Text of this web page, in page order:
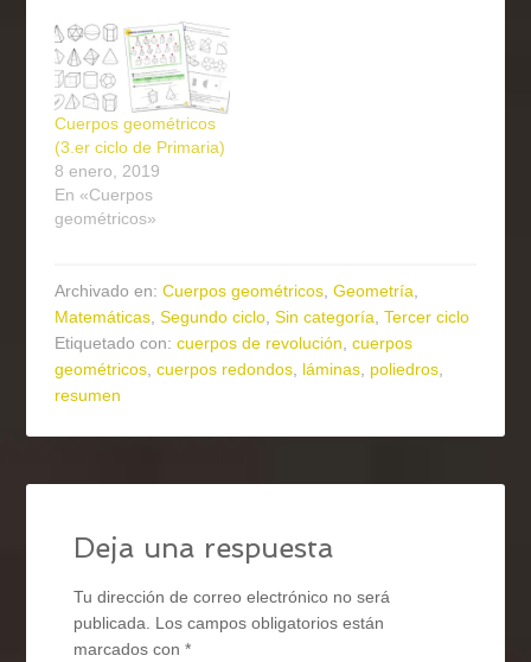
Cuerpos geométricos
(3.er ciclo de Primaria)
8 enero, 2019
En «Cuerpos
geométricos»
Archivado en:Cuerpos geométricos,Geometría,
Matemáticas,Segundo ciclo,Sin categoría,Tercer ciclo
Etiquetado con:cuerpos de revolución,cuerpos
geométricos,cuerpos redondos, láminas, poliedros,
resumen
Deja una respuesta
Tu dirección de correo electrónico no será
publicada. Los campos obligatorios están
marcados con*